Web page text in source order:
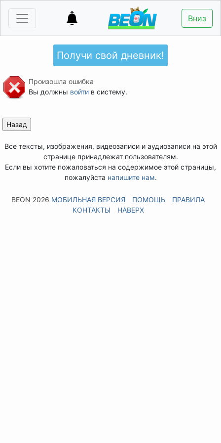
Вниз
Получи свой дневник!
Произошла ошибка
Вы должны войтив систему.
Все тексты, изображения, видеозаписи и аудиозаписи на этой
странице принадлежат пользователям.
Если вы хотите пожаловаться на содержимое этой страницы,
пожалуйста напишите нам.
BEON 2026 МОБИЛЬНАЯ ВЕРСИЯ ПОМОЩЬ
ПРАВИЛА
КОНТАКТЫ
НАВЕРХ